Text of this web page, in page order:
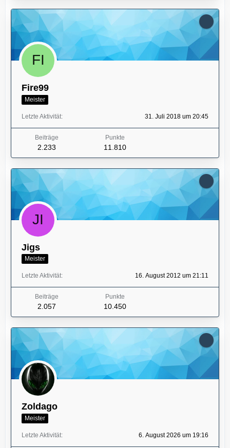
Fire99
Meister
Letzte Aktivität 31. Juli 2018 um 20:45
Beiträge
2.233
Punkte
11.810
Jigs
Meister
Letzte Aktivität 16. August 2012 um 21:11
Beiträge
2.057
Punkte
10.450
Zoldago
Meister
Letzte Aktivität 6. August 2026 um 19:16